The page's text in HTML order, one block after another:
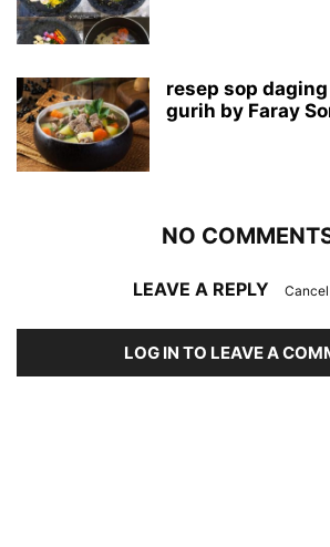
resep sop
gurih by Faray
NO
LEAVE A REPLY
LOG IN TO LEAVE A